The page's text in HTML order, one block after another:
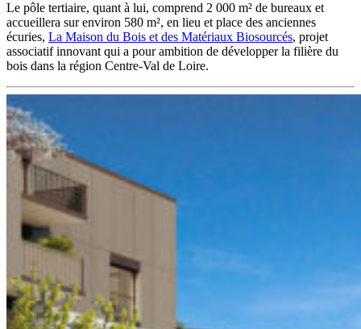
Le pôle tertiaire, quant à lui, comprend 2 000 m² de bureaux et
accueillera sur environ 580 m², en lieu et place des anciennes
écuries, La Maison du Bois et des Matériaux Biosourcés, projet
associatif innovant qui a pour ambition de développer la filière du
bois dans la région Centre-Val de Loire.